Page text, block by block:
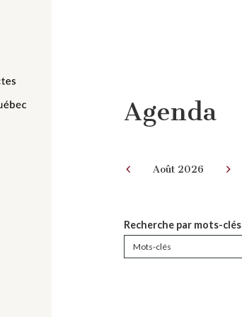
Agenda
Août 2026
Recherche par mots-clés